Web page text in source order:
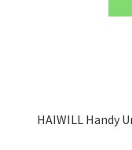
HAIWILL Handy